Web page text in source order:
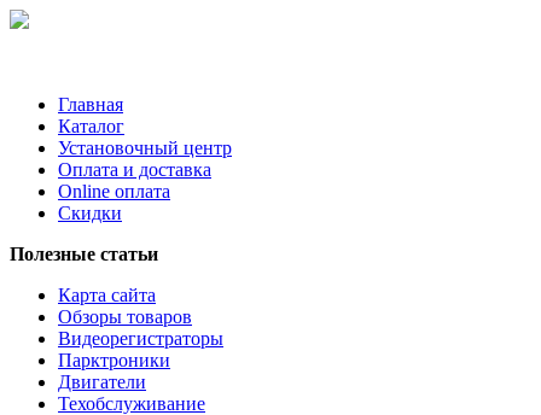
Главная
Каталог
Установочный центр
Оплата и доставка
Online оплата
Скидки
Полезные статьи
Карта сайта
Обзоры товаров
Видеорегистраторы
Парктроники
Двигатели
Техобслуживание